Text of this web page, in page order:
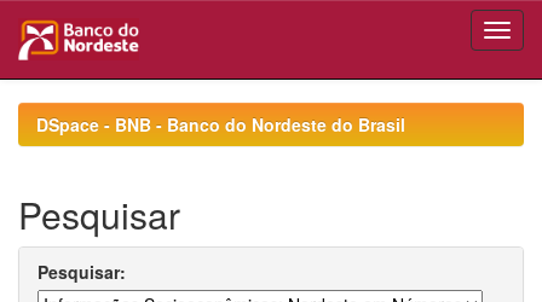
navigationDSpace - BNB - Banco do Nordeste do Brasil
Pesquisar
Pesquisar: